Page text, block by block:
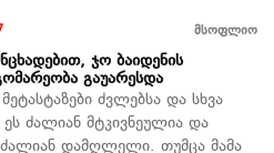
მსოფლიო
ჯო ბაიდენის
გაუარესდა
ძვლებსა და სხვა
ძალიან მტკივნეულია და
დამღლელი. თუმცა მამა